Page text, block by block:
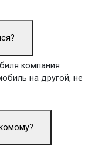
компания
на другой, не